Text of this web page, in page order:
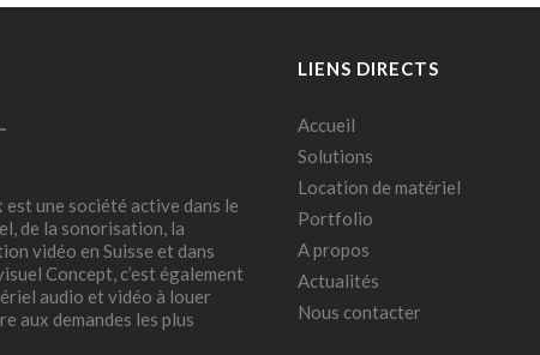
est une société active dans le
de la sonorisation, la
vidéo en Suisse et dans
Concept, c’est également
audio et vidéo à louer
aux demandes les plus
LIENS DIRECTS
Accueil
Solutions
Location de matériel
Portfolio
A propos
Actualités
Nous contacter